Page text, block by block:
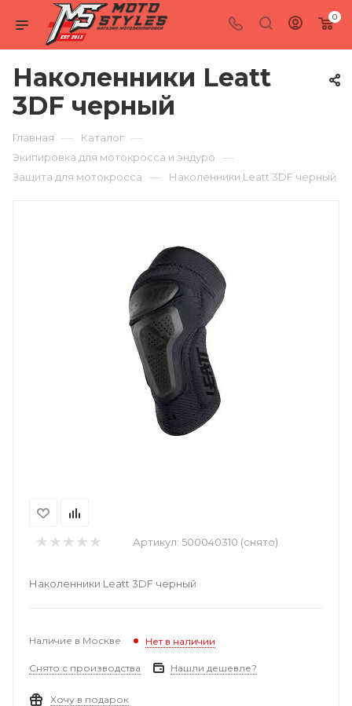
0
Наколенники Leatt
3DF черный
Главная — Каталог —
Экипировка для мотокросса и эндуро —
Защита для мотокросса — Наколенники Leatt 3DF черный
Артикул: 500040310 (снято)
Наколенники Leatt 3DF черный
Наличие в Москве Нет в наличии
Снято с производства Нашли дешевле?
Хочу в подарок